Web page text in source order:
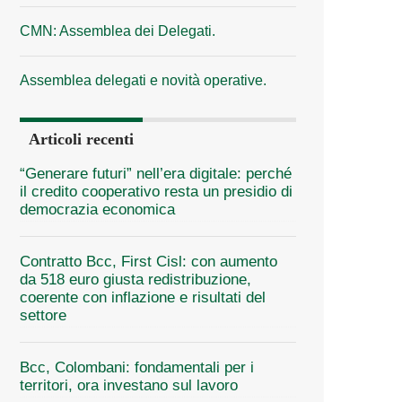
CMN: Assemblea dei Delegati.
Assemblea delegati e novità operative.
Articoli recenti
“Generare futuri” nell’era digitale: perché
il credito cooperativo resta un presidio di
democrazia economica
Contratto Bcc, First Cisl: con aumento
da 518 euro giusta redistribuzione,
coerente con inflazione e risultati del
settore
Bcc, Colombani: fondamentali per i
territori, ora investano sul lavoro